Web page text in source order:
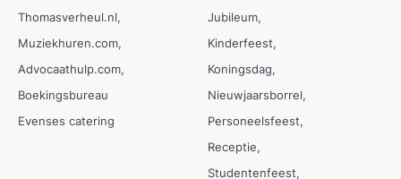
Thomasverheul.nl
Muziekhuren.com
Advocaathulp.com
Boekingsbureau
Evenses catering
Jubileum
Kinderfeest
Koningsdag
Nieuwjaarsborrel
Personeelsfeest
Receptie
Studentenfeest